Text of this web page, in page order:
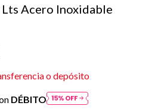
Lts Acero Inoxidable
o depósito
DÉBITO